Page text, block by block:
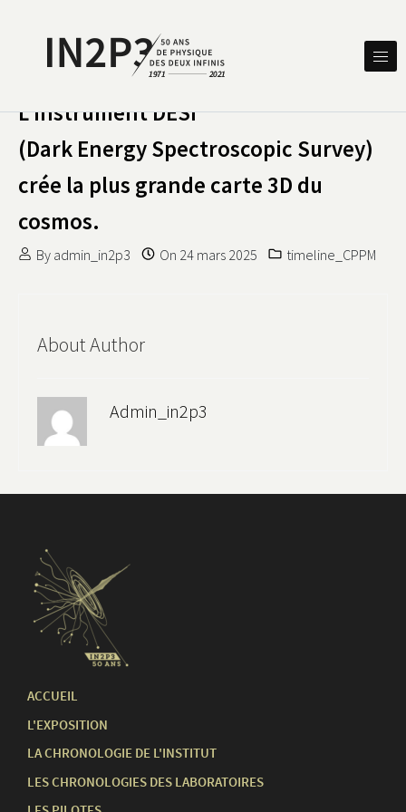
IN2P3 50 ANS DE PHYSIQUE
L’instrument DESI
(Dark Energy Spectroscopic Survey)
crée la plus grande carte 3D du
cosmos.
By admin_in2p3 On 24 mars 2025 timeline_CPPM
About Author
Admin_in2p3
ACCUEIL
L'EXPOSITION
LA CHRONOLOGIE DE L'INSTITUT
LES CHRONOLOGIES DES LABORATOIRES